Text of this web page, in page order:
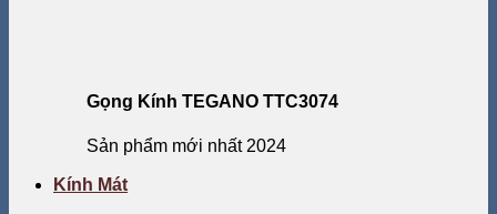
Gọng Kính TEGANO TTC3074
Sản phẩm mới nhất 2024
Kính Mát